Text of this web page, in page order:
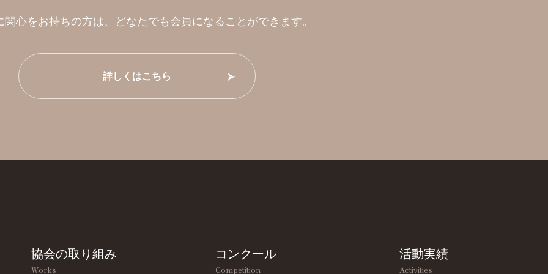
関心をお持ちの方は、 どなたでも会員になることができます。
詳しくはこちら
協会の取り組み
Works
コンクール
Competition
活動実績
Activities